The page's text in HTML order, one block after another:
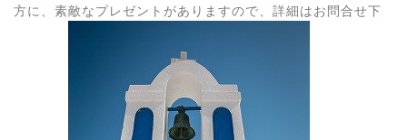
方に、素敵なプレゼントがありますので、詳細はお問合せ下